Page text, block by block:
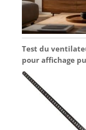
Test du
pour affichage